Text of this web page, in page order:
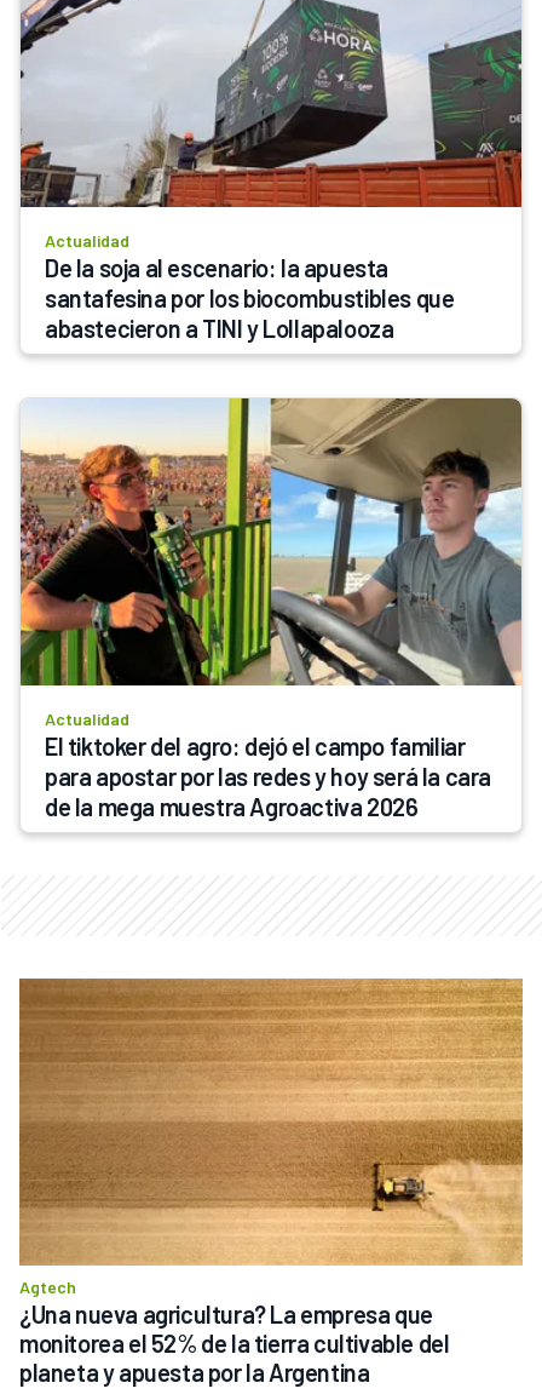
Actualidad
De la soja al escenario: la apuesta
santafesina por los biocombustibles que
abastecieron a TINI y Lollapalooza
Actualidad
El tiktoker del agro: dejó el campo familiar
para apostar por las redes y hoy será la cara
de la mega muestra Agroactiva 2026
Agtech
¿Una nueva agricultura? La empresa que
monitorea el 52% de la tierra cultivable del
planeta y apuesta por la Argentina